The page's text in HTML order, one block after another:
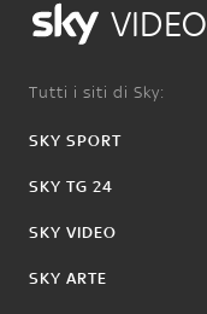
VIDEO
Tutti i siti di Sky:
SKY SPORT
SKY TG 24
SKY VIDEO
SKY ARTE